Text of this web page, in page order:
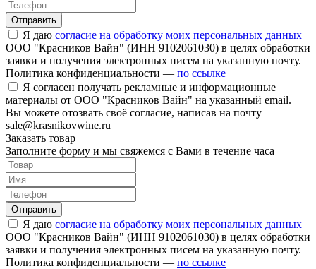
Отправить
Я даю согласие на обработку моих персональных данных
ООО "Красников Вайн" (ИНН 9102061030) в целях обработки
заявки и получения электронных писем на указанную почту.
Политика конфиденциальности — по ссылке
Я согласен получать рекламные и информационные
материалы от ООО "Красников Вайн" на указанный email.
Вы можете отозвать своё согласие, написав на почту
sale@krasnikovwine.ru
Заказать товар
Заполните форму и мы свяжемся с Вами в течение часа
Отправить
Я даю согласие на обработку моих персональных данных
ООО "Красников Вайн" (ИНН 9102061030) в целях обработки
заявки и получения электронных писем на указанную почту.
Политика конфиденциальности — по ссылке